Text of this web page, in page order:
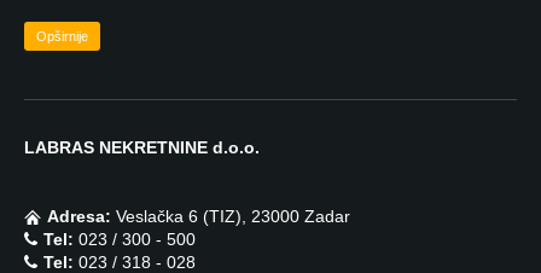
Opširnije
LABRAS NEKRETNINE d.o.o.
Adresa: Veslačka 6 (TIZ), 23000 Zadar
Tel: 023 / 300 - 500
Tel: 023 / 318 - 028